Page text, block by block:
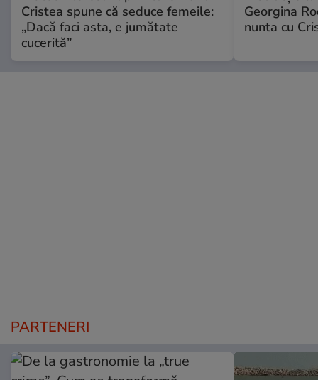
Cristea spune că seduce femeile:
„Dacă faci asta, e jumătate
cucerită”
Georgina
nunta cu
PARTENERI